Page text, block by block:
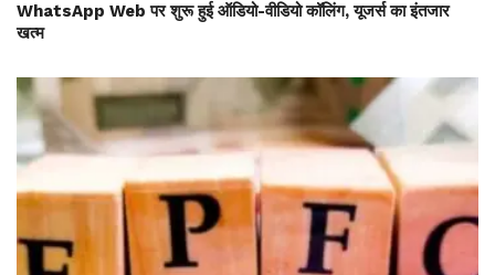
WhatsApp Web पर शुरू हुई ऑडियो-वीडियो कॉलिंग, यूजर्स का इंतजार
खत्म